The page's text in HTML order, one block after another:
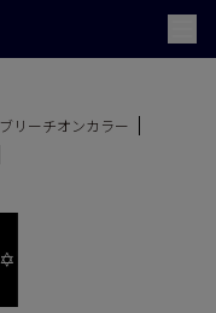
ブリーチオンカラー